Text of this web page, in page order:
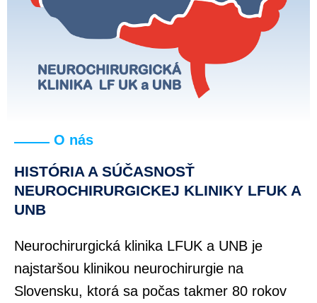
O nás
HISTÓRIA A SÚČASNOSŤ
NEUROCHIRURGICKEJ KLINIKY LFUK A
UNB
Neurochirurgická klinika LFUK a UNB je
najstaršou klinikou neurochirurgie na
Slovensku, ktorá sa počas takmer 80 rokov